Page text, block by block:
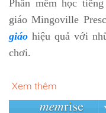
Phần mềm học
giáo Mingoville
giáo hiệu quả với
chơi.
Xem thêm